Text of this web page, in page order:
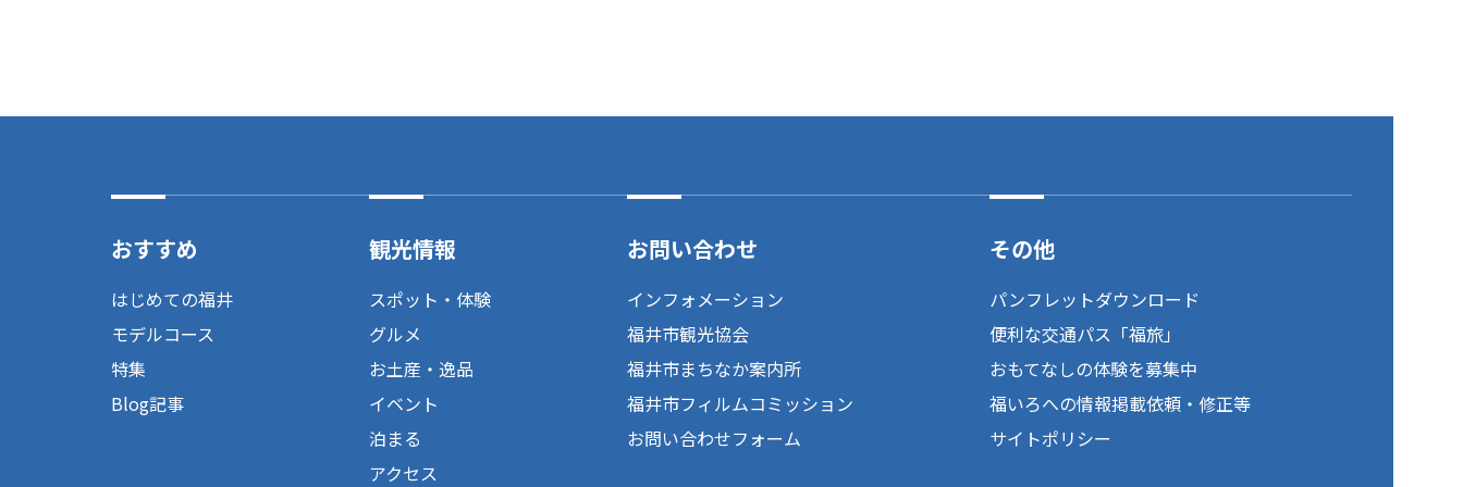
おすすめ
はじめての福井
モデルコース
特集
Blog記事
観光情報
スポット・体験
グルメ
お土産・逸品
イベント
泊まる
アクセス
お問い合わせ
インフォメーション
福井市観光協会
福井市まちなか案内所
福井市フィルムコミッション
お問い合わせフォーム
その他
パンフレットダウンロード
便利な交通パス「福旅」
おもてなしの体験を募集中
福いろへの情報掲載依頼・修正等
サイトポリシー